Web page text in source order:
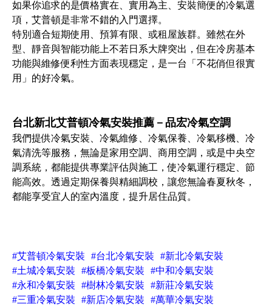
如果你追求的是價格實在、實用為主、安裝簡便的冷氣選
項，艾普頓是非常不錯的入門選擇。
特別適合短期使用、預算有限、或租屋族群。雖然在外
型、靜音與智能功能上不若日系大牌突出，但在冷房基本
功能與維修便利性方面表現穩定，是一台「不花俏但很實
用」的好冷氣。
台北新北艾普頓冷氣安裝推薦－品宏冷氣空調
我們提供冷氣安裝、冷氣維修、冷氣保養、冷氣移機、冷
氣清洗等服務，無論是家用空調、商用空調，或是中央空
調系統，都能提供專業評估與施工，使冷氣運行穩定、節
能高效。透過定期保養與精細調校，讓您無論春夏秋冬，
都能享受宜人的室內溫度，提升居住品質。
#艾普頓冷氣安裝 #台北冷氣安裝
#新北冷氣安裝
#土城冷氣安裝
#板橋冷氣安裝
#中和冷氣安裝
#永和冷氣安裝
#樹林冷氣安裝
#新莊冷氣安裝
#三重冷氣安裝
#新店冷氣安裝
#萬華冷氣安裝